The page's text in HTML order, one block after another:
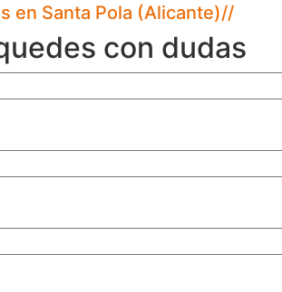
en Santa Pola (Alicante)//
con dudas